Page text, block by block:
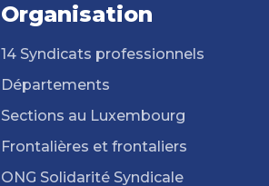
Organisation
14 Syndicats professionnels
Départements
Sections au Luxembourg
Frontalières et frontaliers
ONG Solidarité Syndicale